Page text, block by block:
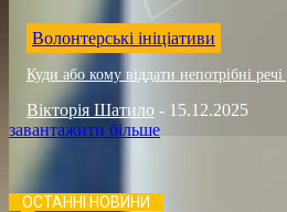
Волонтерські ініціативи
Куди або кому віддати непотрібні
Вікторія Шатило - 15.12.2025
завантажити більше
ОСТАННІ НОВИНИ